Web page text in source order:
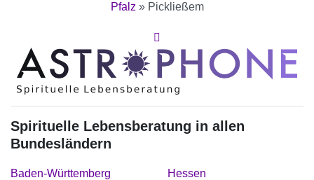
Pfalz» Pickließem
Spirituelle Lebensberatung in allen
Bundesländern
Baden-Württemberg
Hessen